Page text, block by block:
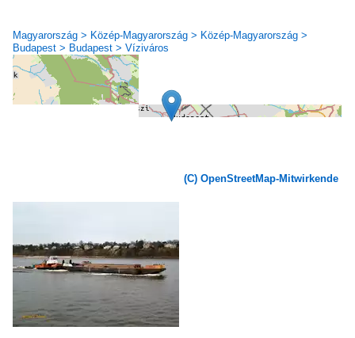
Magyarország > Közép-Magyarország > Közép-Magyarország >
Budapest > Budapest > Víziváros
(C) OpenStreetMap-Mitwirkende